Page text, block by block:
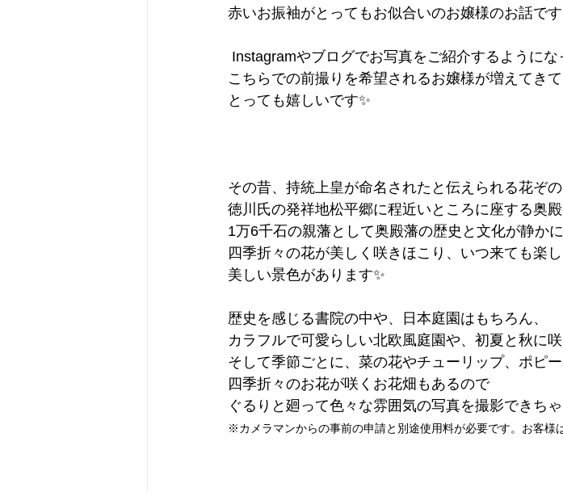
赤いお振袖がとってもお似合いのお嬢様のお話で
Instagramやブログでお写真をご紹介するようにな
こちらでの前撮りを希望されるお嬢様が増えてきて
とっても嬉しいです✨
その昔、持統上皇が命名されたと伝えられる花ぞの
徳川氏の発祥地松平郷に程近いところに座する奥殿
1万6千石の親藩として奥殿藩の歴史と文化が静か
四季折々の花が美しく咲きほこり、いつ来ても楽
美しい景色があります✨
歴史を感じる書院の中や、日本庭園はもちろん、
カラフルで可愛らしい北欧風庭園や、初夏と秋に咲
そして季節ごとに、菜の花やチューリップ、ポピ
四季折々のお花が咲くお花畑もあるので
ぐるりと廻って色々な雰囲気の写真を撮影できちゃ
※カメラマンからの事前の申請と別途使用料が必要です。お客様